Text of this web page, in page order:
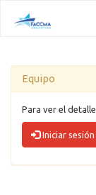
Equipo
Para ver el
Iniciar sesión